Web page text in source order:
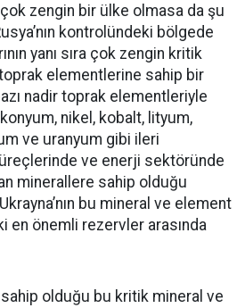
çok zengin bir ülke olmasa da şu
kontrolündeki bölgede
yanı sıra çok zengin kritik
elementlerine sahip bir
nadir toprak elementleriyle
nikel, kobalt, lityum,
ve uranyum gibi ileri
ve enerji sektöründe
minerallere sahip olduğu
bu mineral ve element
en önemli rezervler arasında
sahip olduğu bu kritik mineral ve